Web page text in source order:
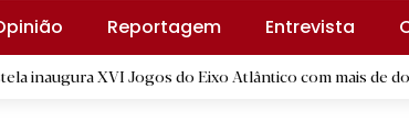
Reportagem Entrevista
Jogos do Eixo Atlântico com mais de dois mil atletas